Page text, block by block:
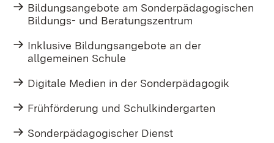
Bildungsangebote am Sonderpädagogischen
Bildungs- und Beratungszentrum
Inklusive Bildungsangebote an der
allgemeinen Schule
Digitale Medien in der Sonderpädagogik
Frühförderung und Schulkindergarten
Sonderpädagogischer Dienst